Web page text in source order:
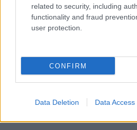
related to security, including
functionality and fraud
user protection.
CONFIRM
Data Deletion Data Access
δεικτών FTSE4Good